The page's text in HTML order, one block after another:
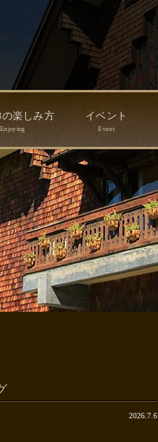
楽しみ方
Enjoying
イベント
Event
2026.7.6